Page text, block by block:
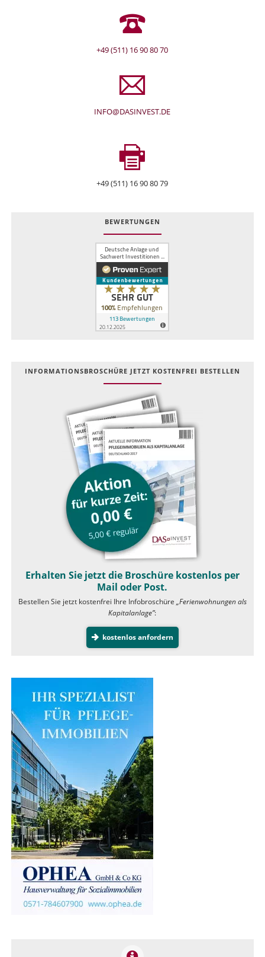
+49 (511) 16 90 80 70
INFO@DASINVEST.DE
+49 (511) 16 90 80 79
BEWERTUNGEN
INFOR­MATIONS­BROSCHÜRE JETZT KOSTEN­FREI BESTELLEN
Erhalten Sie jetzt die Broschüre kostenlos per
Mail oder Post.
Bestellen Sie jetzt kostenfrei Ihre Infobroschüre „Ferienwohnungen als
Kapitalanlage”:
kostenlos anfordern